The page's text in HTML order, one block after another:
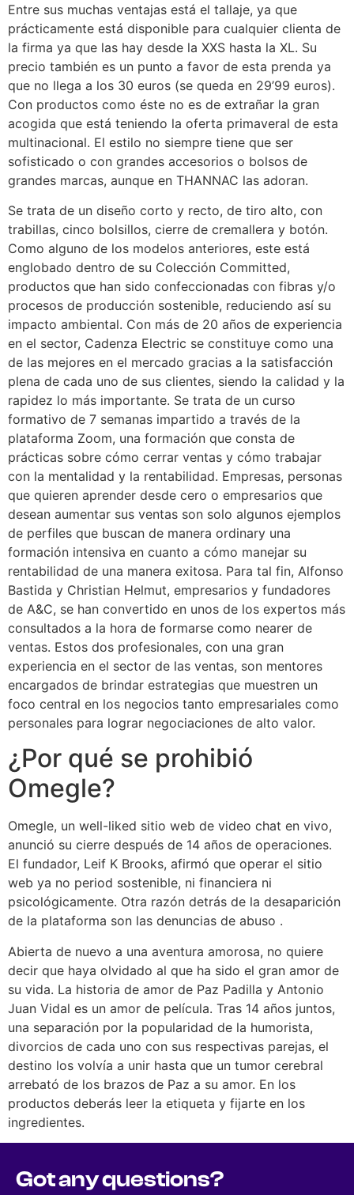
Entre sus muchas ventajas está el tallaje, ya que
prácticamente está disponible para cualquier clienta de
la firma ya que las hay desde la XXS hasta la XL. Su
precio también es un punto a favor de esta prenda ya
que no llega a los 30 euros (se queda en 29’99 euros).
Con productos como éste no es de extrañar la gran
acogida que está teniendo la oferta primaveral de esta
multinacional. El estilo no siempre tiene que ser
sofisticado o con grandes accesorios o bolsos de
grandes marcas, aunque en THANNAC las adoran.
Se trata de un diseño corto y recto, de tiro alto, con
trabillas, cinco bolsillos, cierre de cremallera y botón.
Como alguno de los modelos anteriores, este está
englobado dentro de su Colección Committed,
productos que han sido confeccionadas con fibras y/o
procesos de producción sostenible, reduciendo así su
impacto ambiental. Con más de 20 años de experiencia
en el sector, Cadenza Electric se constituye como una
de las mejores en el mercado gracias a la satisfacción
plena de cada uno de sus clientes, siendo la calidad y la
rapidez lo más importante. Se trata de un curso
formativo de 7 semanas impartido a través de la
plataforma Zoom, una formación que consta de
prácticas sobre cómo cerrar ventas y cómo trabajar
con la mentalidad y la rentabilidad. Empresas, personas
que quieren aprender desde cero o empresarios que
desean aumentar sus ventas son solo algunos ejemplos
de perfiles que buscan de manera ordinary una
formación intensiva en cuanto a cómo manejar su
rentabilidad de una manera exitosa. Para tal fin, Alfonso
Bastida y Christian Helmut, empresarios y fundadores
de A&C, se han convertido en unos de los expertos más
consultados a la hora de formarse como nearer de
ventas. Estos dos profesionales, con una gran
experiencia en el sector de las ventas, son mentores
encargados de brindar estrategias que muestren un
foco central en los negocios tanto empresariales como
personales para lograr negociaciones de alto valor.
¿Por qué se prohibió
Omegle?
Omegle, un well-liked sitio web de video chat en vivo,
anunció su cierre después de 14 años de operaciones.
El fundador, Leif K Brooks, afirmó que operar el sitio
web ya no period sostenible, ni financiera ni
psicológicamente. Otra razón detrás de la desaparición
de la plataforma son las denuncias de abuso .
Abierta de nuevo a una aventura amorosa, no quiere
decir que haya olvidado al que ha sido el gran amor de
su vida. La historia de amor de Paz Padilla y Antonio
Juan Vidal es un amor de película. Tras 14 años juntos,
una separación por la popularidad de la humorista,
divorcios de cada uno con sus respectivas parejas, el
destino los volvía a unir hasta que un tumor cerebral
arrebató de los brazos de Paz a su amor. En los
productos deberás leer la etiqueta y fijarte en los
ingredientes.
Got any questions?